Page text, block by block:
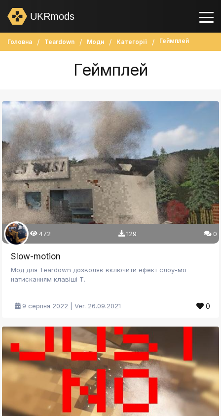
UKRmods
Головна Teardown Моди Категорії Геймплей
Геймплей
472 129 0
Slow-motion
Мод для Teardown дозволяє включити ефект слоу-мо
натисканням клавіші T.
9 серпня 2022 | Ver. 26.09.2021 0